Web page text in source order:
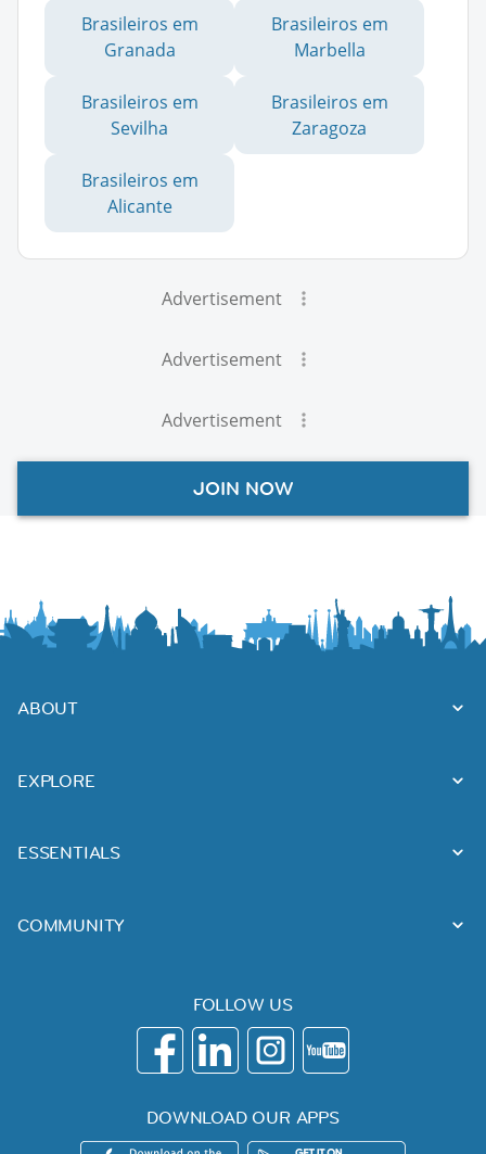
Brasileiros em
Granada
Brasileiros em
Marbella
Brasileiros em
Sevilha
Brasileiros em
Zaragoza
Brasileiros em
Alicante
Advertisement
Advertisement
Advertisement
JOIN NOW
ABOUT
EXPLORE
ESSENTIALS
COMMUNITY
FOLLOW US
DOWNLOAD OUR APPS